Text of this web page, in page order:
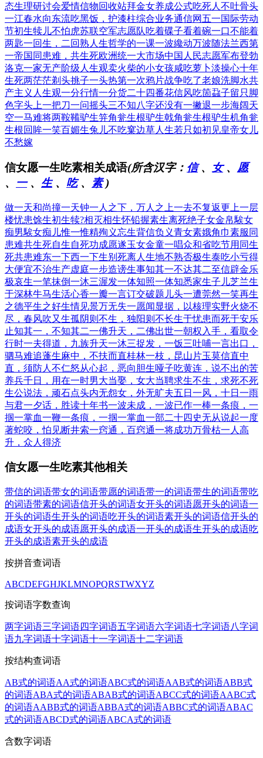
态生理研讨会爱情信物回收站拜金女养成公式吃死人不吐骨头
一江春水向东流吃黑饭，护漆柱综合业务通信网 五一国际劳动
节初生犊儿不怕虎苏联空军志愿队吃着碟子看着碗一口不能着
两匙一回生，二回熟人生哲学的一课一波纔动万波随法兰西第
一帝国 同患难，共生死欧洲统一大市场中国人民志愿军布登勃
洛克一家无产阶级人生观卖火柴的小女孩咸吃萝卜淡操心十年
生死两茫茫剃头挑子一头热第一次鸦片战争吃了老娘洗脚水共
产主义人生观一分行情一分货二十四番花信风吃箇蝨子留只脚
色字头上一把刀一问摇头三不知八字还没有一撇退一步海阔天
空一马难将两鞍鞴驴生笄角瓮生根驴生戟角瓮生根驴生机角瓮
生根回眸一笑百媚生兔儿不吃窠边草人生若只如初见皇帝女儿
不愁嫁
信女愿一生吃素相关成语(所含汉字： 信、 女、 愿
、 一、 生、 吃、 素)
做一天和尚撞一天钟一人之下，万人之上一去不复返更上一层
楼忧患馀生初生犊?相灭相生怀铅握素生离死绝子女金帛騃女
痴男騃女痴儿惟一惟精殉义忘生背信负义青女素娥角巾素服 同
患难共生死自生自死功成愿遂玉女金童一唱众和省吃节用 同生
死共患难东一下西一下生别死离人生地不熟否极生泰吃小亏得
大便宜不治生产虚庭一步造谤生事知其一不达其二至信辟金乐
极哀生一笔抹倒一沐三渥发一体知照一体知悉家生子儿芝兰生
于深林牛马生活心香一瓣一言订交破题儿头一遭莞然一笑再生
之德平生之好生情见景万无失一愿闻显据，以核理实野火烧不
尽，春风吹又生孤阴则不生，独阳则不长生于忧患而死于安乐
止知其一，不知其二一佛升天，二佛出世一朝权入手，看取令
行时一夫得道，九族升天一沐三捉发，一饭三吐哺一言出口，
驷马难追蓬生麻中，不扶而直桂林一枝，昆山片玉莫信直中
直，须防人不仁怒从心起，恶向胆生哑子吃黄连，说不出的苦
养兵千日，用在一时男大当娶，女大当聘求生不生，求死不死
生公说法，顽石点头内无怨女，外无旷夫五日一风，十日一雨
与君一夕话，胜读十年书一波未成，一波已作一棒一条痕，一
掴一掌血一鞭一条痕，一掴一掌血一部二十四史无从说起一度
著蛇咬，怕见断井索一窍通，百窍通一将成功万骨枯一人高
升，众人得济
信女愿一生吃素其他相关
带信的词语带女的词语带愿的词语带一的词语带生的词语带吃
的词语带素的词语信开头的词语女开头的词语愿开头的词语一
开头的词语生开头的词语吃开头的词语素开头的词语信开头的
成语女开头的成语愿开头的成语一开头的成语生开头的成语吃
开头的成语素开头的成语
按拼音查词语
ABCDEFGHJKLMNOPQRSTWXYZ
按词语字数查询
两字词语三字词语四字词语五字词语六字词语七字词语八字词
语九字词语十字词语十一字词语十二字词语
按结构查词语
AB式的词语AA式的词语ABC式的词语AAB式的词语ABB式
的词语ABA式的词语ABAB式的词语ABCC式的词语AABC式
的词语AABB式的词语ABBA式的词语ABBC式的词语ABAC
式的词语ABCD式的词语ABCA式的词语
含数字词语